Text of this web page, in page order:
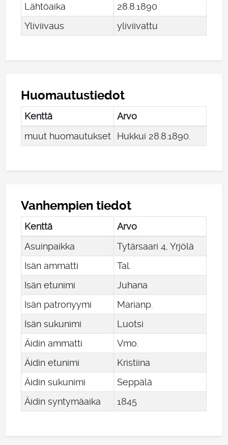
Lähtöaika
28 81890
Yliviivaus
yliviivattu
Huomautustiedot
Kenttä
Arvo
muut huomautukset
Hukkui 28.8.1890.
Vanhempien tiedot
Kenttä
Arvo
Asuinpaikka
Tytärsaari 4, Yrjölä
Isän ammatti
Tal.
Isän etunimi
Juhana
Isän patronyymi
Marianp.
Isän sukunimi
Luotsi
Äidin ammatti
Vmo.
Äidin etunimi
Kristiina
Äidin sukunimi
Seppälä
Äidin syntymäaika
1845